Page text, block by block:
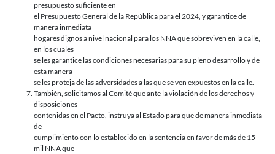
presupuesto suficiente en
el Presupuesto General de la República para el 2024, y garantice de
manera inmediata
hogares dignos a nivel nacional para los NNA que sobreviven en la calle,
en los cuales
se les garantice las condiciones necesarias para su pleno desarrollo y de
esta manera
se les proteja de las adversidades a las que se ven expuestos en la calle.
También, solicitamos al Comité que ante la violación de los derechos y
disposiciones
contenidas en el Pacto, instruya al Estado para que de manera inmediata
de
cumplimiento con lo establecido en la sentencia en favor de más de 15
mil NNA que